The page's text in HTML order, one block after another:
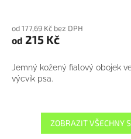
od 177,69 Kč bez DPH
od 215 Kč
Jemný kožený fialový obojek
výcvik psa.
ZOBRAZIT VŠECHNY